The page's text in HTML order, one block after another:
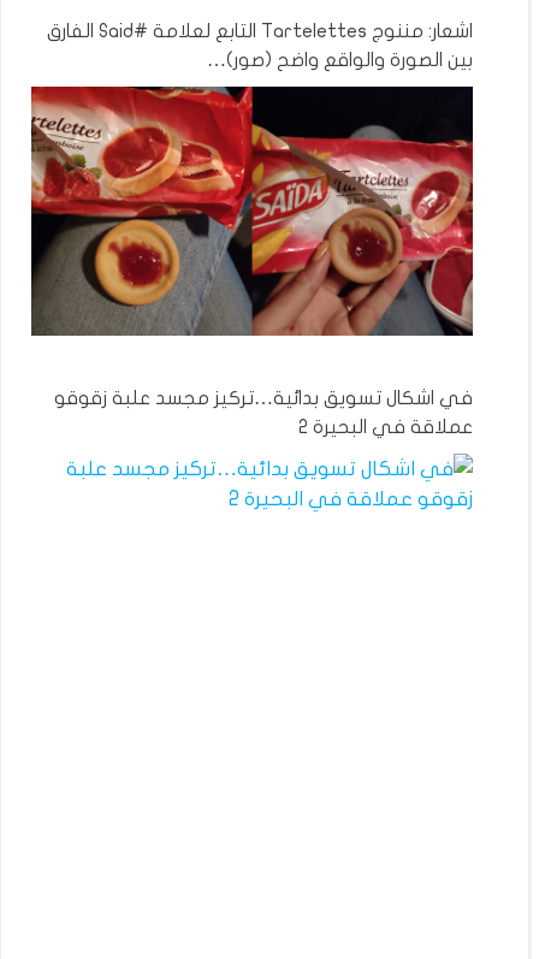
اشعار: مننوج Tartelettes التابع لعلامة #Said الفارق
بين الصورة والواقع واضح (صور)…
في اشكال تسويق بدائية…تركيز مجسد علبة زقوقو
عملاقة في البحيرة 2